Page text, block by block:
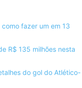
fazer um em 13
R$ 135 milhões nesta
do gol do Atlético-